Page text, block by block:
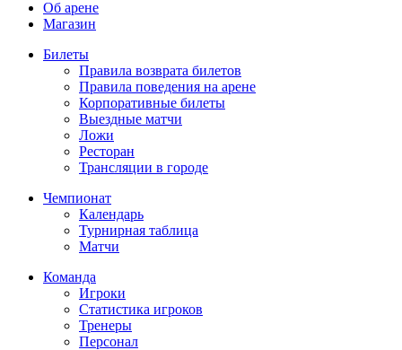
Об арене
Магазин
Билеты
Правила возврата билетов
Правила поведения на арене
Корпоративные билеты
Выездные матчи
Ложи
Ресторан
Трансляции в городе
Чемпионат
Календарь
Турнирная таблица
Матчи
Команда
Игроки
Статистика игроков
Тренеры
Персонал